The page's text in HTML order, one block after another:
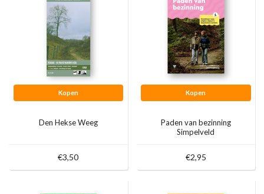
Kopen
Den Hekse Weeg
€3,50
Kopen
Paden van bezinning
Simpelveld
€2,95